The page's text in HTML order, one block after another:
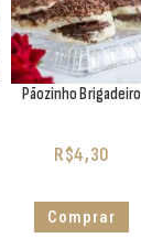
Pãozinho Brigadeiro
R$4,30
Comprar